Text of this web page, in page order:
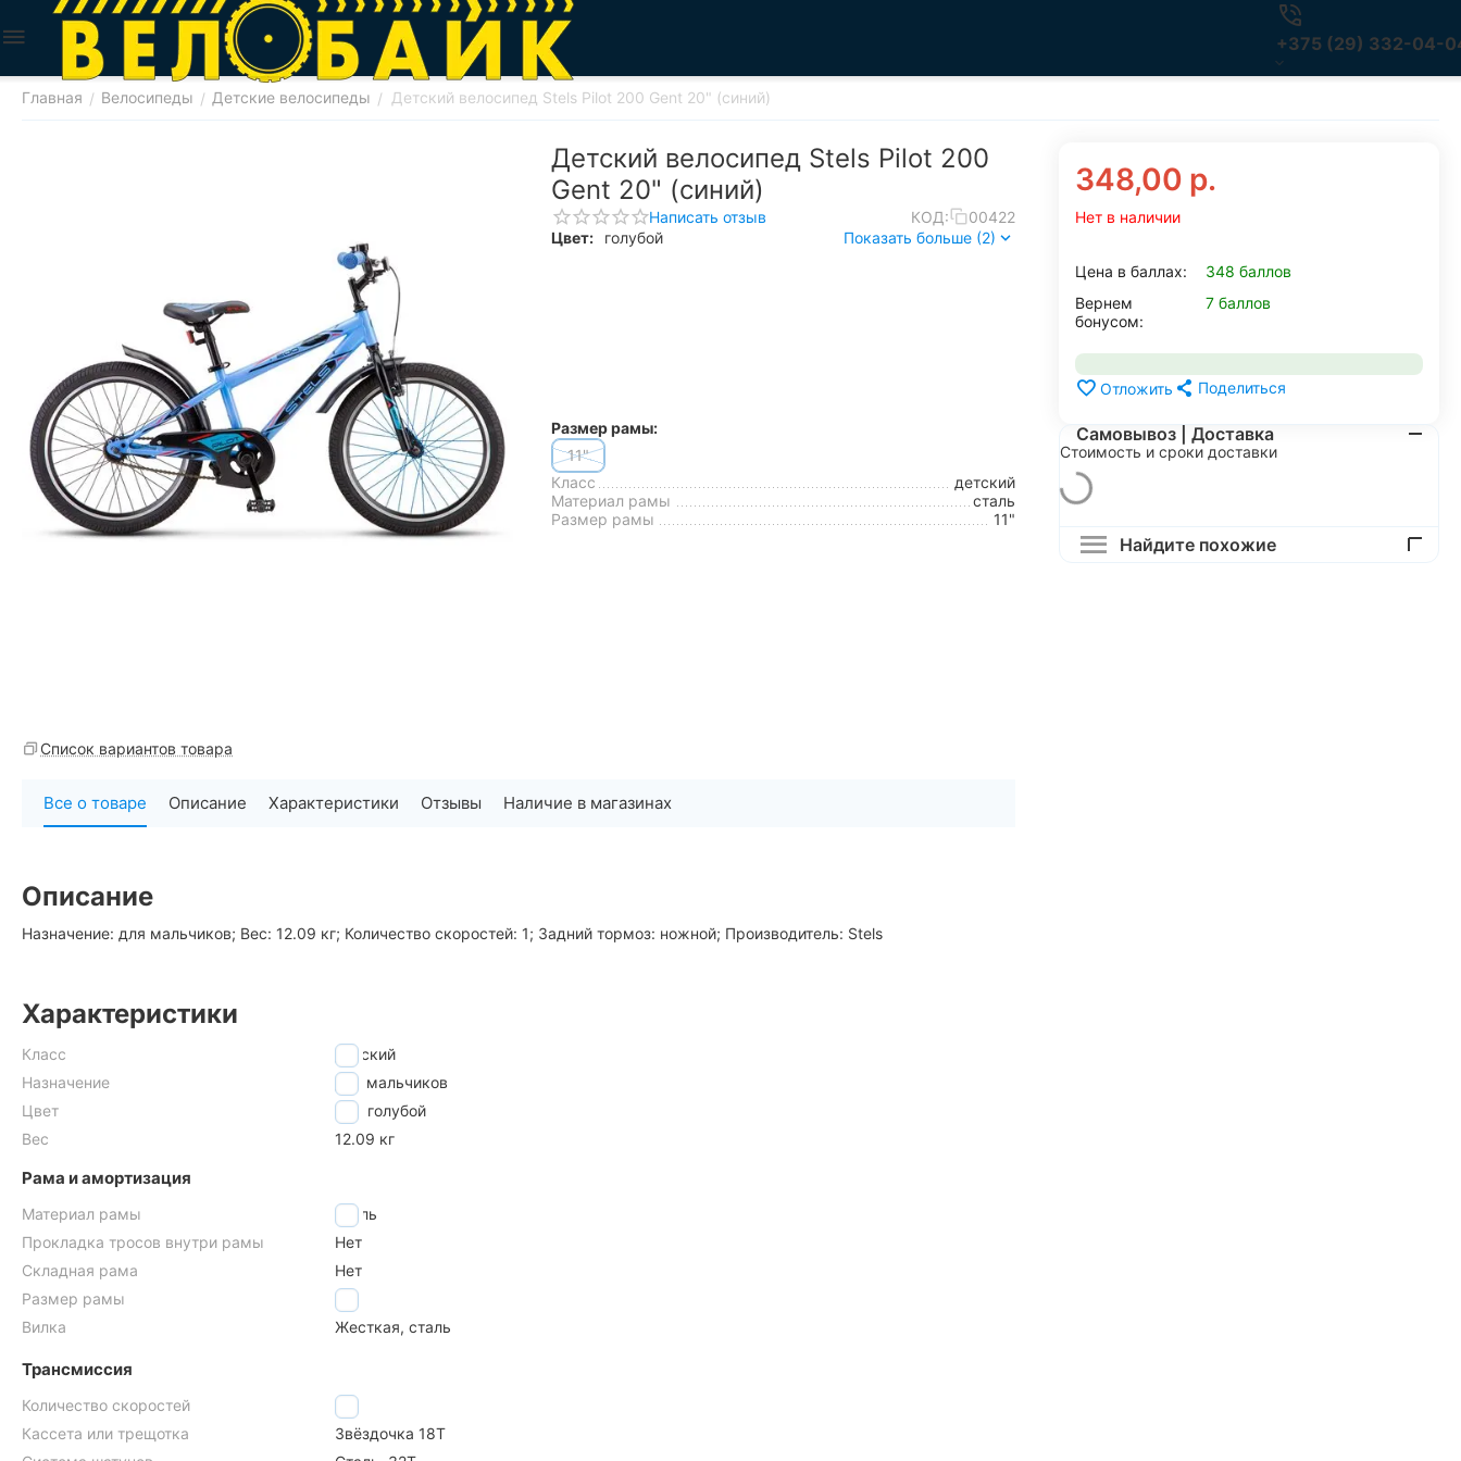
+375 (29) 332-04-
Главная / Велосипеды / Детские велосипеды / Детский велосипед Stels Pilot 200 Gent 20" (синий)
Детский велосипед Stels Pilot 200
Gent 20" (синий)
Написать отзыв КОД:
00422
Цвет:
голубой Показать больше (2)
Размер рамы:
11"
Класс
детский
Материал рамы
сталь
Размер рамы
11"
348,00 р.
Нет в наличии
Цена в баллах:
348 баллов
Вернем
бонусом:
7 баллов
Отложить Поделиться
Самовывоз | Доставка
Стоимость и сроки доставки
Найдите похожие
Список вариантов товара
Все о товаре Описание Характеристики Отзывы Наличие в магазинах
Описание
Назначение: для мальчиков; Вес: 12.09 кг; Количество скоростей: 1; Задний тормоз: ножной; Производитель: Stels
Характеристики
Класс
детский
Назначение
для мальчиков
Цвет
голубой
Вес
12.09 кг
Рама и амортизация
Материал рамы
сталь
Прокладка тросов внутри рамы
Нет
Складная рама
Нет
Размер рамы
11"
Вилка
Жесткая, сталь
Трансмиссия
Количество скоростей
1
Кассета или трещотка
Звёздочка 18Т